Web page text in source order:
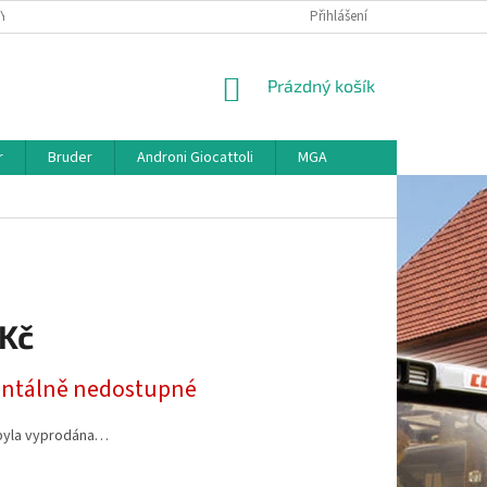
MAPA SERVERU
Přihlášení
NÁKUPNÍ
Prázdný košík
Bruder Androni Giocattoli MGA
nedostupné
vyprodána…